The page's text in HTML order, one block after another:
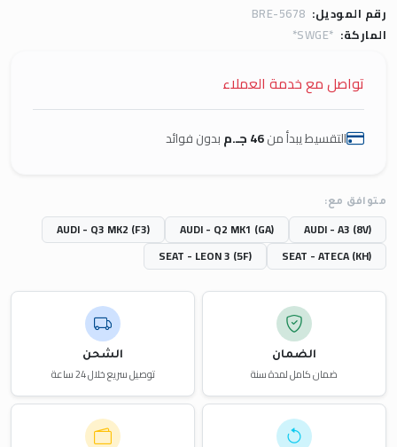
رقم الموديل: BRE-5678
الماركة: *SWGE*
تواصل مع خدمة العملاء
التقسيط يبدأ من46 جـ.م بدون فوائد
متوافق مع:
AUDI - A3 (8V)
AUDI - Q2 MK1 (GA)
AUDI - Q3 MK2 (F3)
SEAT - ATECA (KH)
SEAT - LEON 3 (5F)
الضمان
ضمان كامل لمدة سنة
الشحن
توصيل سريع خلال 24 ساعة